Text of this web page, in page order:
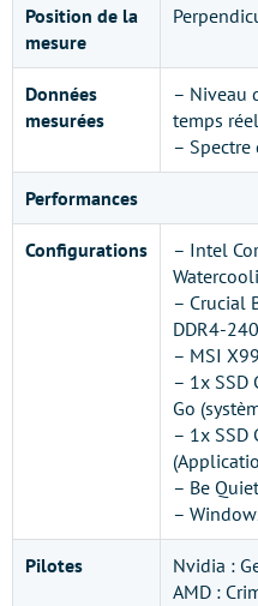
Position de la
mesure
Données
mesurées
– Niveau
temps
–
Performances
Configurations
– Intel
– Crucial
DDR4-
– MSI
– 1x SSD
Go
– 1x SSD
– Be
–
Pilotes
Nvidia :
AMD :